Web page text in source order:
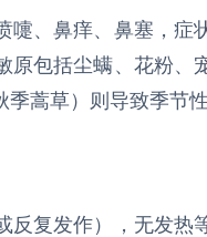
、鼻痒、鼻塞，症
包括尘螨、花粉、
蒿草）则导致季节性
复发作），无发热